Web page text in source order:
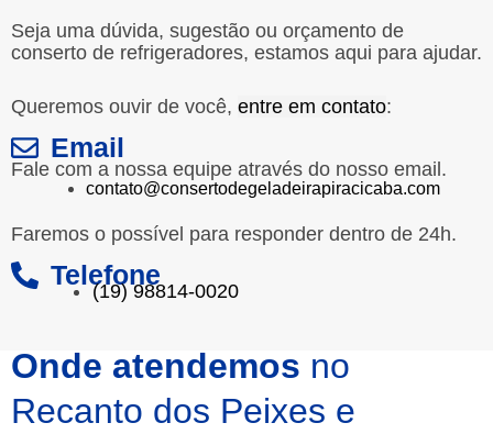
Seja uma dúvida, sugestão ou orçamento de
conserto de refrigeradores, estamos aqui para ajudar.
Queremos ouvir de você, entre em contato:
Email
Fale com a nossa equipe através do nosso email.
contato@consertodegeladeirapiracicaba.com
Faremos o possível para responder dentro de 24h.
Telefone
(19) 98814-0020
Onde atendemos no
Recanto dos Peixes e